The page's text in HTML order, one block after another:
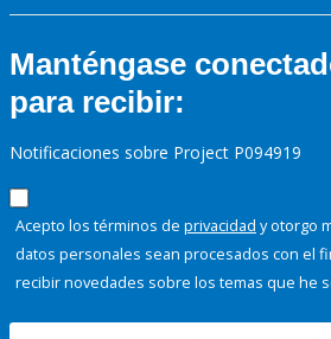
Manténgase
para recibir:
Notificaciones sobre Project P094919
Acepto los términos de privacidad y otorgo
datos personales sean procesados con el
recibir novedades sobre los temas que he